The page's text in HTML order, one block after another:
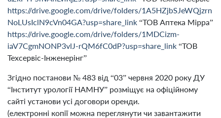
https://drive.google.com/drive/folders/1A5HZjbSJeWQjzrn
NoLUsIclN9cVn04GA?usp=share_link “ТОВ Аптека Мірра”
https://drive.google.com/drive/folders/1MDCizm-
iaV7CgmNONP3vlJ-rQM6fC0dP?usp=share_link “ТОВ
Техсервіс-Інженерінг”
Згідно постанови № 483 від “03” червня 2020 року ДУ
“Інститут урології НАМНУ” розміщує на офіційному
сайті установи усі договори оренди.
(електронні копії можна переглянути чи завантажити